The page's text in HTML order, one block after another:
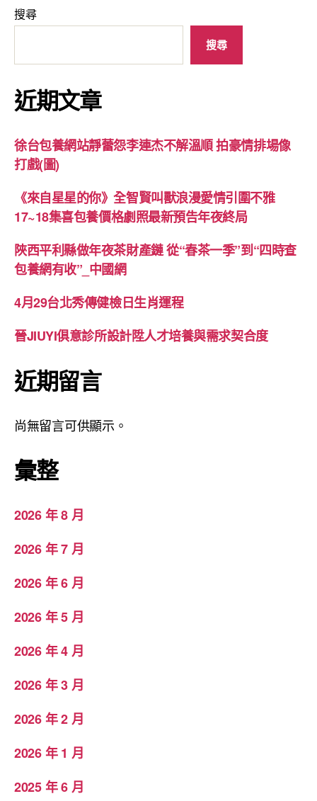
搜尋
搜尋
近期文章
徐台包養網站靜蕾怨李連杰不解溫順 拍豪情排場像
打戲(圖)
《來自星星的你》全智賢叫獸浪漫愛情引圍不雅
17~18集喜包養價格劇照最新預告年夜終局
陜西平利縣做年夜茶財產鏈 從“春茶一季”到“四時查
包養網有收”_中國網
4月29台北秀傳健檢日生肖運程
晉JIUYI俱意診所設計陞人才培養與需求契合度
近期留言
尚無留言可供顯示。
彙整
2026 年 8 月
2026 年 7 月
2026 年 6 月
2026 年 5 月
2026 年 4 月
2026 年 3 月
2026 年 2 月
2026 年 1 月
2025 年 6 月